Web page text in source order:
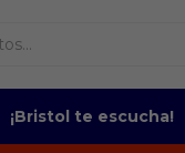
¡Bristol te escucha!